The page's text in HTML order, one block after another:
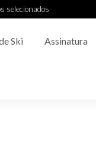
selecionados
Ski Assinatura